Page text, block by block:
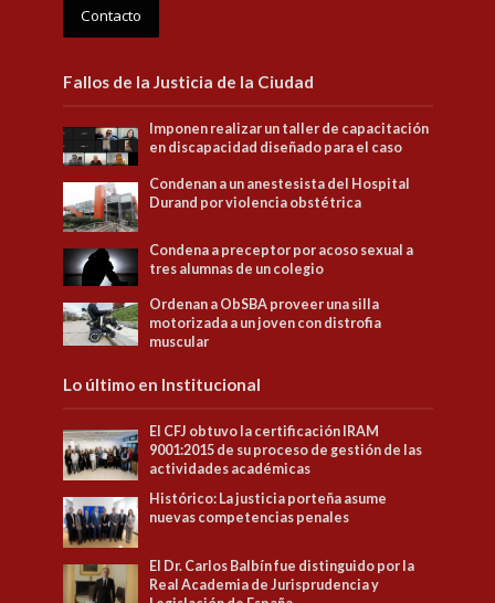
Contacto
Fallos de la Justicia de la Ciudad
Imponen realizar un taller de capacitación
en discapacidad diseñado para el caso
Condenan a un anestesista del Hospital
Durand por violencia obstétrica
Condena a preceptor por acoso sexual a
tres alumnas de un colegio
Ordenan a ObSBA proveer una silla
motorizada a un joven con distrofia
muscular
Lo último en Institucional
El CFJ obtuvo la certificación IRAM
9001:2015 de su proceso de gestión de las
actividades académicas
Histórico: La justicia porteña asume
nuevas competencias penales
El Dr. Carlos Balbín fue distinguido por la
Real Academia de Jurisprudencia y